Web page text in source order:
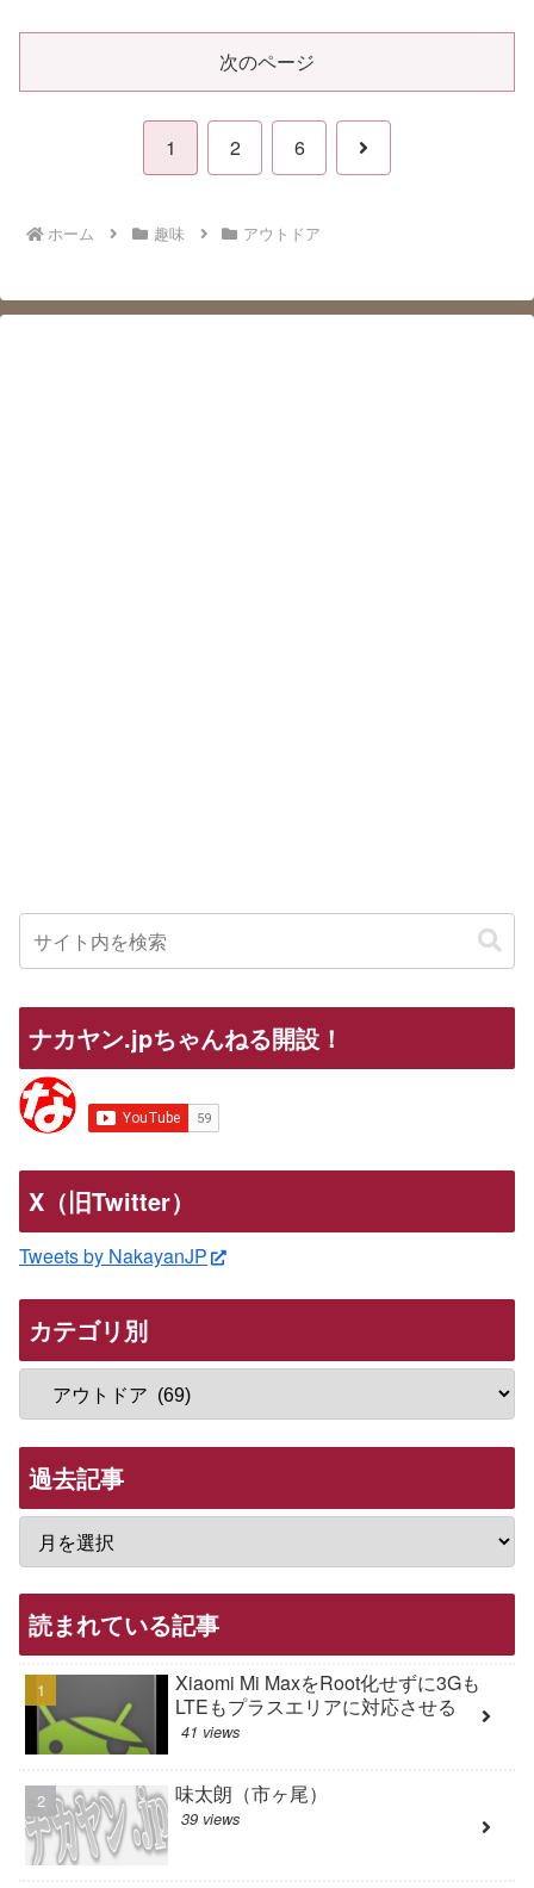
次のページ
1 2 6
次
ホーム 趣味 アウトドア
ナカヤン.jpちゃんねる開設！
X（旧Twitter）
Tweets by NakayanJP
カテゴリ別
過去記事
読まれている記事
Xiaomi Mi MaxをRoot化せずに3Gも
LTEもプラスエリアに対応させる
41 views
味太朗（市ヶ尾）
39 views